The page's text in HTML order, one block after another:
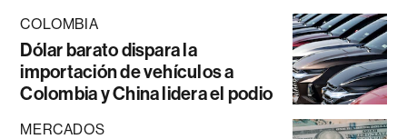
COLOMBIA
Dólar barato dispara la
importación de vehículos a
Colombia y China lidera el podio
MERCADOS